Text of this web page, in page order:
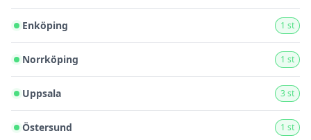
Enköping 1 st
Norrköping 1 st
Uppsala 3 st
Östersund 1 st